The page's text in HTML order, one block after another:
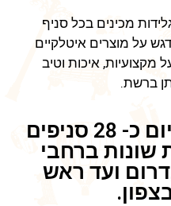
מכינים בכל סניף
על מוצרים איטלקיים
מקצועיות, איכות וטיב
ברשת.
רשת אלדו מונה כיום כ- 28 סניפים
שונות ברחבי
ועד ראש